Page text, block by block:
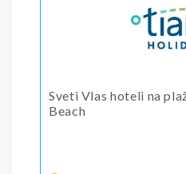
Sveti Vlas hoteli na
Beach